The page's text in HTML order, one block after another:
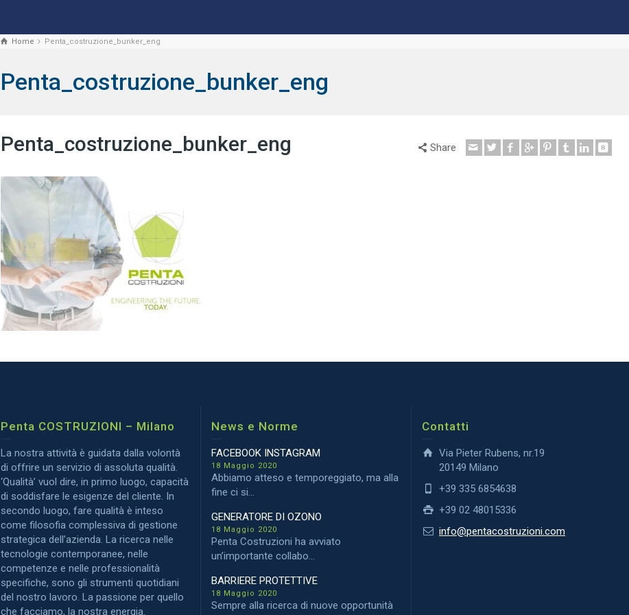
Home Penta_costruzione_bunker_eng
Penta_costruzione_bunker_eng
Penta_costruzione_bunker_eng Share
Penta COSTRUZIONI – Milano
La nostra attività è guidata dalla volontà
di offrire un servizio di assoluta qualità.
‘Qualità’ vuol dire, in primo luogo, capacità
di soddisfare le esigenze del cliente. In
secondo luogo, fare qualità è inteso
come filosofia complessiva di gestione
strategica dell’azienda. La ricerca nelle
tecnologie contemporanee, nelle
competenze e nelle professionalità
specifiche, sono gli strumenti quotidiani
del nostro lavoro. La passione per quello
che facciamo, la nostra energia.
News e Norme
FACEBOOK INSTAGRAM
18 Maggio 2020
Abbiamo atteso e temporeggiato, ma alla
fine ci si...
GENERATORE DI OZONO
18 Maggio 2020
Penta Costruzioni ha avviato
un’importante collabo...
BARRIERE PROTETTIVE
18 Maggio 2020
Sempre alla ricerca di nuove opportunità
Contatti
Via Pieter Rubens, nr.19
20149 Milano
+39 335 6854638
+39 02 48015336
info@pentacostruzioni.com